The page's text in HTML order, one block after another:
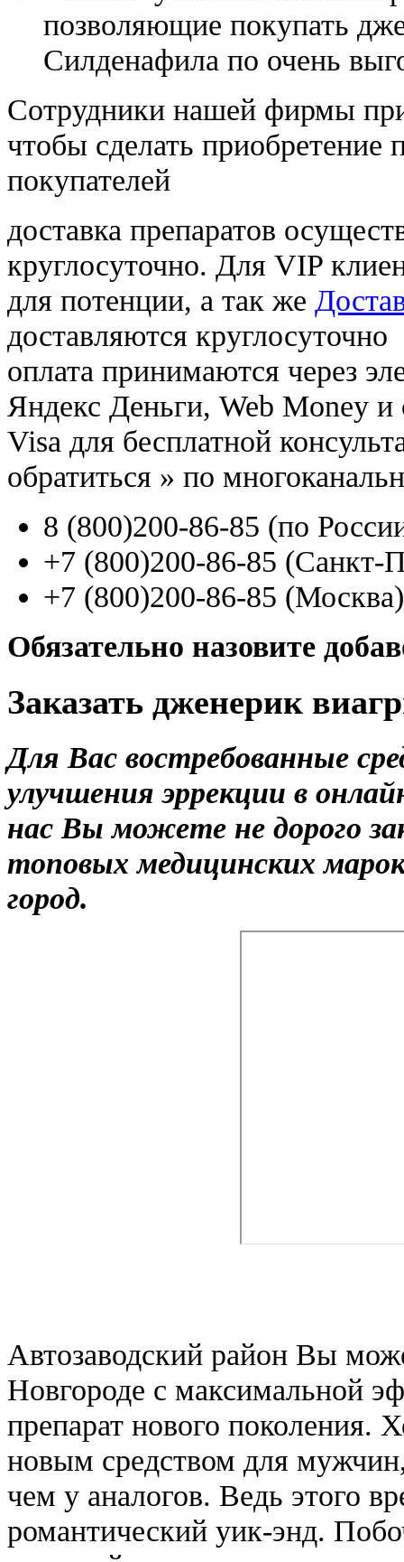
позволяющие покупать
Силденафила по очень
Cотрудники нашей фирмы
чтобы сделать приобретение
покупателей
доставка препаратов
круглосуточно. Для VIP
для потенции, а так же
доставляются круглосуточно
оплата принимаются через
Яндекс Деньги, Web Money и
Visa для бесплатной
обратиться » по
8 (800)200-86-85 (по
+7 (800)200-86-85 (Санкт-
+7 (800)200-86-85 (Москва)
Обязательно назовите
Заказать дженерик
Для Вас востребованные
улучшения эррекции в
нас Вы можете не дорого
топовых медицинских
город.
Автозаводский район Вы
Новгороде с максимальной
препарат нового поколения.
новым средством для
чем у аналогов. Ведь этого
романтический уик-энд.